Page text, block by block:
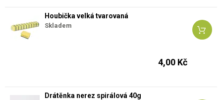
Houbička velká tvarovaná
Skladem
4,00 Kč
Drátěnka nerez spirálová 40g